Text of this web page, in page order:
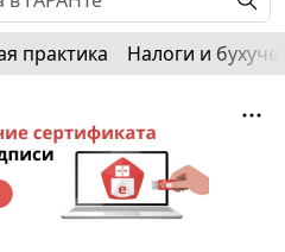
практика Налоги и